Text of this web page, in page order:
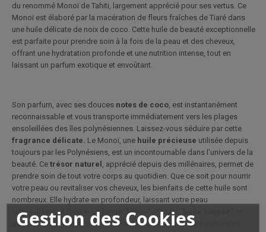
Gestion des Cookies
du renommé Monoï de Tahiti, largement apprécié pour ses vertus. Ce
Monoï est élaboré par la macération de fleurs fraîches de Tiaré dans
une huile délicate de noix de coco. Cette huile de beauté exceptionnelle
est parfaite pour prendre soin à la fois de la peau et des cheveux,
offrant une hydratation profonde et une nutrition intense, tout en
laissant un parfum exotique et envoûtant.
Son parfum, avec ses douces notes de coco , est instantanément
reconnaissable et vous transporte immédiatement vers les plages
ensoleillées des îles polynésiennes. Laissez-vous séduire par cette
fragrance délicate. Le Monoï, une huile précieuse utilisée depuis
toujours par les Polynésiens, est un incontournable dans l'univers de la
beauté. Ce trésor naturel
, apprécié depuis des millénaires, permet de
prendre soin de tout votre corps au quotidien. Que ce soit pour nourrir
votre peau ou revitaliser vos cheveux, les bienfaits de cette huile sont
nombreux. Elle hydrate en profondeur, laissant votre peau
incroyablement douce. Le terme "Monoï" signifie "
pour les Polynésiens, c'est un véritable secret de beauté utilisé dès